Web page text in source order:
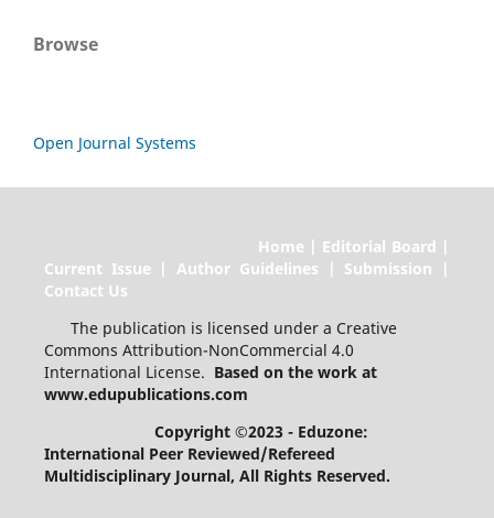
Browse
Open Journal Systems
Home | Editorial Board |
Current Issue | Author Guidelines | Submission |
Contact Us
The publication is licensed under a Creative
Commons Attribution-NonCommercial 4.0
International License. Based on the work at
www.edupublications.com
Copyright ©2023 - Eduzone:
International Peer Reviewed/Refereed
Multidisciplinary Journal, All Rights Reserved.